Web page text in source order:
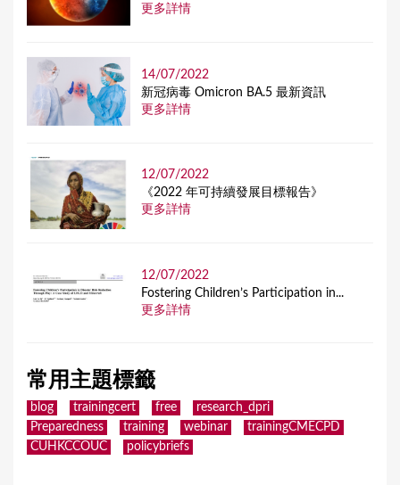
更多詳情
14/07/2022
新冠病毒 Omicron BA.5 最新資訊
更多詳情
12/07/2022
《2022 年可持續發展目標報告》
更多詳情
12/07/2022
Fostering Children’s Participation in...
更多詳情
常用主題標籤
blog trainingcert free
research_dpri
Preparedness
training webinar
trainingCMECPD
CUHKCCOUC
policybriefs